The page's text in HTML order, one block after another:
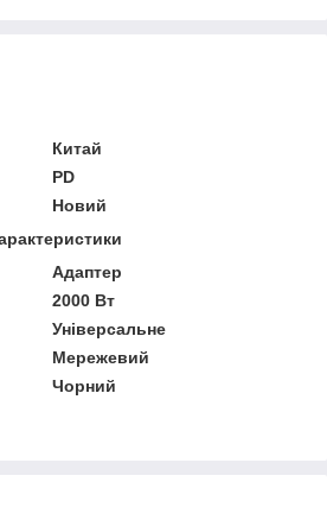
Китай
PD
Новий
Адаптер
2000 Вт
Універсальне
Мережевий
Чорний